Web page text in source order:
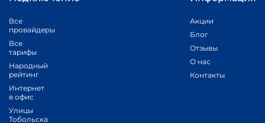
Все
провайдеры
Все
тарифы
Народный
рейтинг
Интернет
в офис
Улицы
Тобольска
Акции
Блог
Отзывы
О нас
Контакты